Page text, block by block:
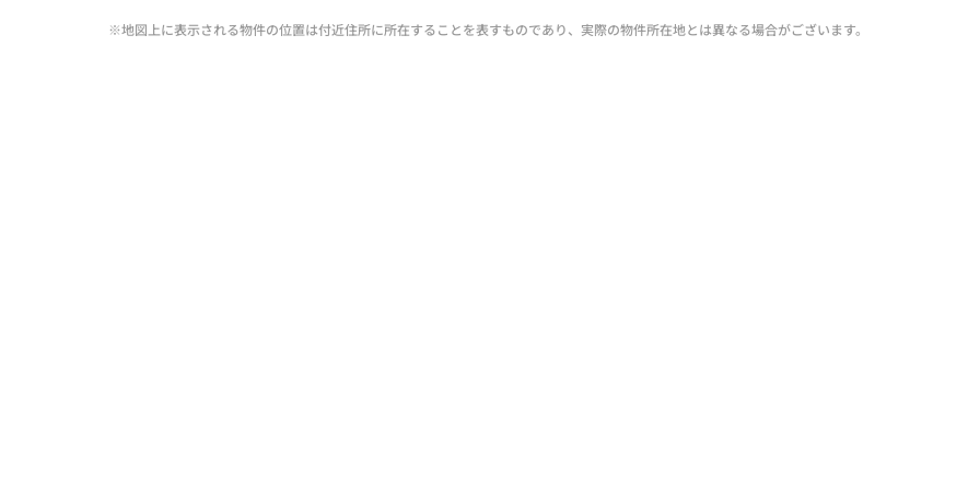
※地図上に表示される物件の位置は付近住所に所在することを表すものであり、実際の物件所在地とは異なる場合がございます。